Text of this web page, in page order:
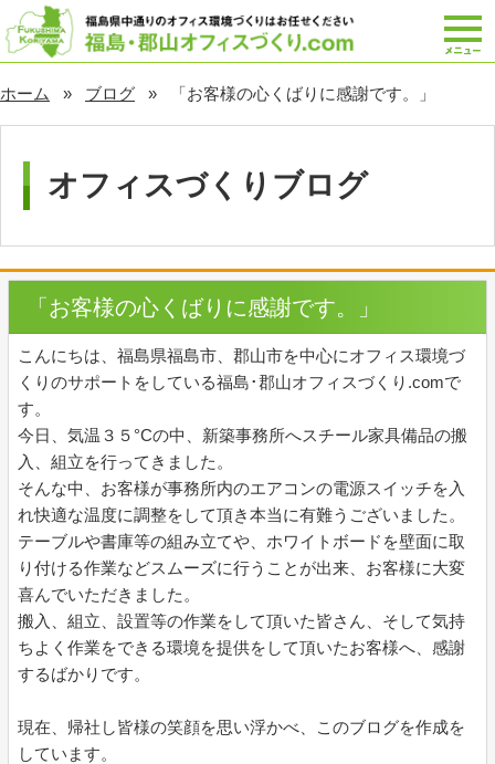
ホーム ブログ 「お客様の心くばりに感謝です。」
オフィスづくりブログ
「お客様の心くばりに感謝です。」
こんにちは、福島県福島市、郡山市を中心にオフィス環境づ
くりのサポートをしている福島･郡山オフィスづくり.comで
す。
今日、気温３５°Cの中、新築事務所へスチール家具備品の搬
入、組立を行ってきました。
そんな中、お客様が事務所内のエアコンの電源スイッチを入
れ快適な温度に調整をして頂き本当に有難うございました。
テーブルや書庫等の組み立てや、ホワイトボードを壁面に取
り付ける作業などスムーズに行うことが出来、お客様に大変
喜んでいただきました。
搬入、組立、設置等の作業をして頂いた皆さん、そして気持
ちよく作業をできる環境を提供をして頂いたお客様へ、感謝
するばかりです。
現在、帰社し皆様の笑顔を思い浮かべ、このブログを作成を
しています。